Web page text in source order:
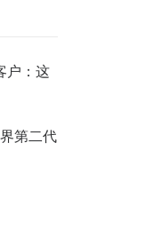
户：这
第二代